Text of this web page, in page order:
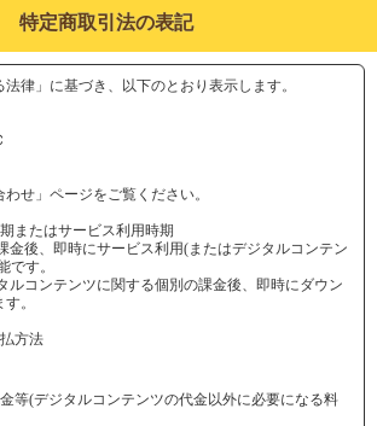
特定商取引法の表記
法律」に基づき、以下のとおり表示します。
せ」ページをご覧ください。
またはサービス利用時期
金後、即時にサービス利用(またはデジタルコンテン
です。
ルコンテンツに関する個別の課金後、即時にダウン
。
方法
等(デジタルコンテンツの代金以外に必要になる料